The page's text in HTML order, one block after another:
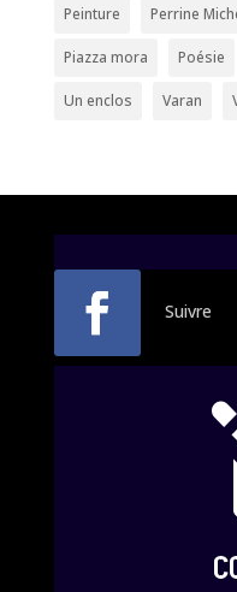
Peinture Perrine
Piazza mora Poésie
Un enclos Varan
Suivre